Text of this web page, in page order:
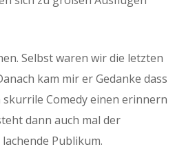
Selbst waren wir die letzten
kam mir er Gedanke dass
Comedy einen erinnern
dann auch mal der
Publikum.